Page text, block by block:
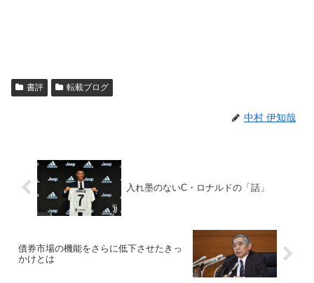
書評 転載ブログ
中村 伊知哉
入れ墨のないC・ロナルドの「話」
債券市場の機能をさらに低下させたきっ
かけとは